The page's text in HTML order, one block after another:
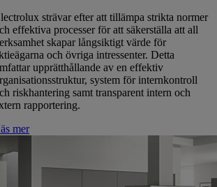
strävar efter att tillämpa strikta normer
effektiva processer för att säkerställa att all
skapar långsiktigt värde för
och övriga intressenter. Detta
upprätthållande av en effektiv
system för internkontroll
riskhantering samt transparent intern och
rapportering.
mer